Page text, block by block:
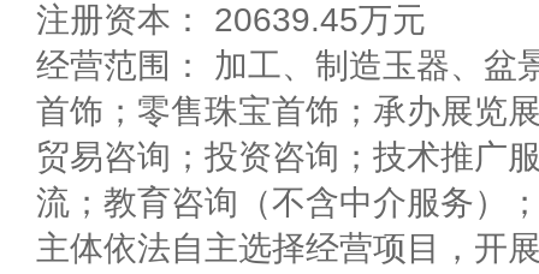
注册资本： 20639.45万元
经营范围： 加工、制造玉器、盆
首饰；零售珠宝首饰；承办展览
贸易咨询；投资咨询；技术推广
流；教育咨询（不含中介服务）
主体依法自主选择经营项目，开